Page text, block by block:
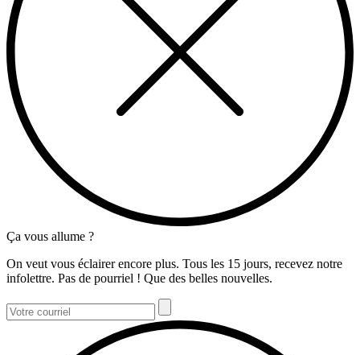
Ça vous allume ?
On veut vous éclairer encore plus. Tous les 15 jours, recevez notre
infolettre. Pas de pourriel ! Que des belles nouvelles.